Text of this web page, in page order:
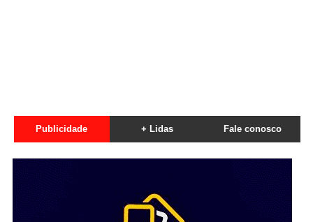
Publicidade + Lidas Fale conosco